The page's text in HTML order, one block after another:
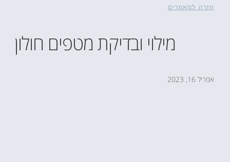
חזרה למאמרים
מילוי ובדיקת מטפים חולון
אפריל 16, 2023